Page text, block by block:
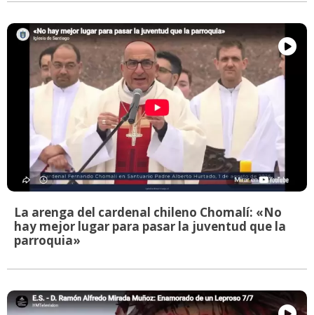
La arenga del cardenal chileno Chomalí: «No
hay mejor lugar para pasar la juventud que la
parroquia»